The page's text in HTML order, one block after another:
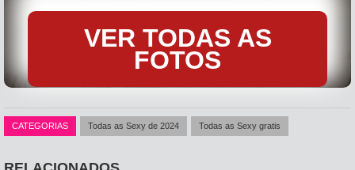
VER TODAS AS
FOTOS
CATEGORIAS Todas as Sexy de 2024 Todas as Sexy gratis